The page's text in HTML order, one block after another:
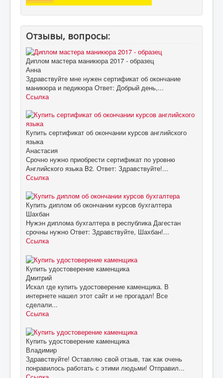
Отзывы, вопросы:
Диплом мастера маникюра 2017 - образец
Анна
Здравствуйте мне нужен сертификат об окончание
маникюра и педикюра Ответ: Добрый день,...
Ссылка
Купить сертификат об окончании курсов английского
языка
Анастасия
Срочно нужно приобрести сертификат по уровню
Английского языка B2. Ответ: Здравствуйте!...
Ссылка
Купить диплом об окончании курсов бухгалтера
Шахбан
Нужэн диплома бухгалтера в республика Дагестан
срочны нужно Ответ: Здравствуйте, Шахбан!...
Ссылка
Купить удостоверение каменщика
Дмитрий
Искал где купить удостоверение каменщика. В
интернете нашел этот сайт и не прогадал! Все
сделали...
Ссылка
Купить удостоверение каменщика
Владимир
Здравствуйте! Оставляю свой отзыв, так как очень
понравилось работать с этими людьми! Отправил...